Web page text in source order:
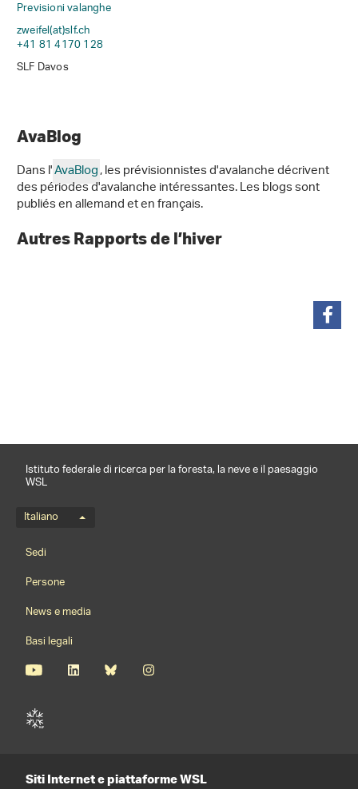
Previsioni valanghe
zweifel(at)slf.ch
+41 81 4170 128
SLF Davos
AvaBlog
Dans l'AvaBlog, les prévisionnistes d'avalanche décrivent
des périodes d'avalanche intéressantes. Les blogs sont
publiés en allemand et en français.
Autres Rapports de l’hiver
Istituto federale di ricerca per la foresta, la neve e il paesaggio
WSL
Menu della lingua
Italiano
Footernavigation
Sedi
Persone
News e media
Basi legali
Siti Internet e piattaforme WSL